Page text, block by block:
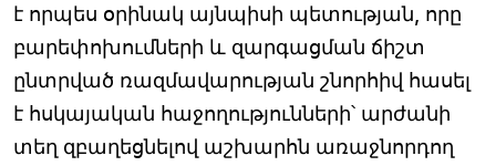
է որպես օրինակ այնպիսի պետության, որը
բարեփոխումների և զարգացման ճիշտ
ընտրված ռազմավարության շնորհիվ հասել
է հսկայական հաջողությունների՝ արժանի
տեղ զբաղեցնելով աշխարհն առաջնորդող